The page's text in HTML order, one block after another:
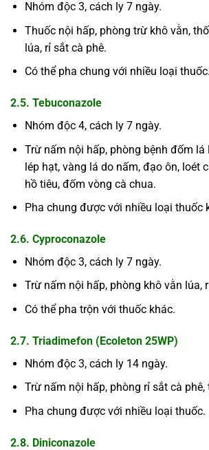
Nhóm độc 3, cách ly 7 ngày.
Thuốc nội hấp, phòng trừ khô vằn,
lúa, rỉ sắt cà phê.
Có thể pha chung với nhiều loại thuốc.
2.5. Tebuconazole
Nhóm độc 4, cách ly 7 ngày.
Trừ nấm nội hấp, phòng bệnh đốm lá
lép hạt, vàng lá do nấm, đạo ôn, loét
hồ tiêu, đốm vòng cà chua.
Pha chung được với nhiều loại thuốc
2.6. Cyproconazole
Nhóm độc 3, cách ly 7 ngày.
Trừ nấm nội hấp, phòng khô vằn lúa,
Có thể pha trộn với thuốc khác.
2.7. Triadimefon (Ecoleton 25WP)
Nhóm độc 3, cách ly 14 ngày.
Trừ nấm nội hấp, phòng rỉ sắt cà
Pha chung được với nhiều loại thuốc.
2.8. Diniconazole